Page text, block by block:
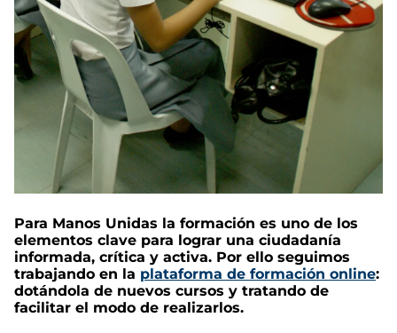
Para Manos Unidas la formación es uno de los
elementos clave para lograr una ciudadanía
informada, crítica y activa. Por ello seguimos
trabajando en la plataforma de formación online:
dotándola de nuevos cursos y tratando de
facilitar el modo de realizarlos.